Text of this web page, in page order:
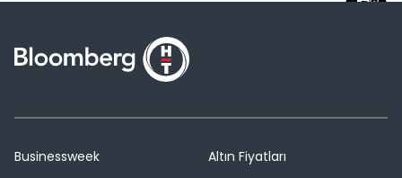
Businessweek
Altın Fiyatları